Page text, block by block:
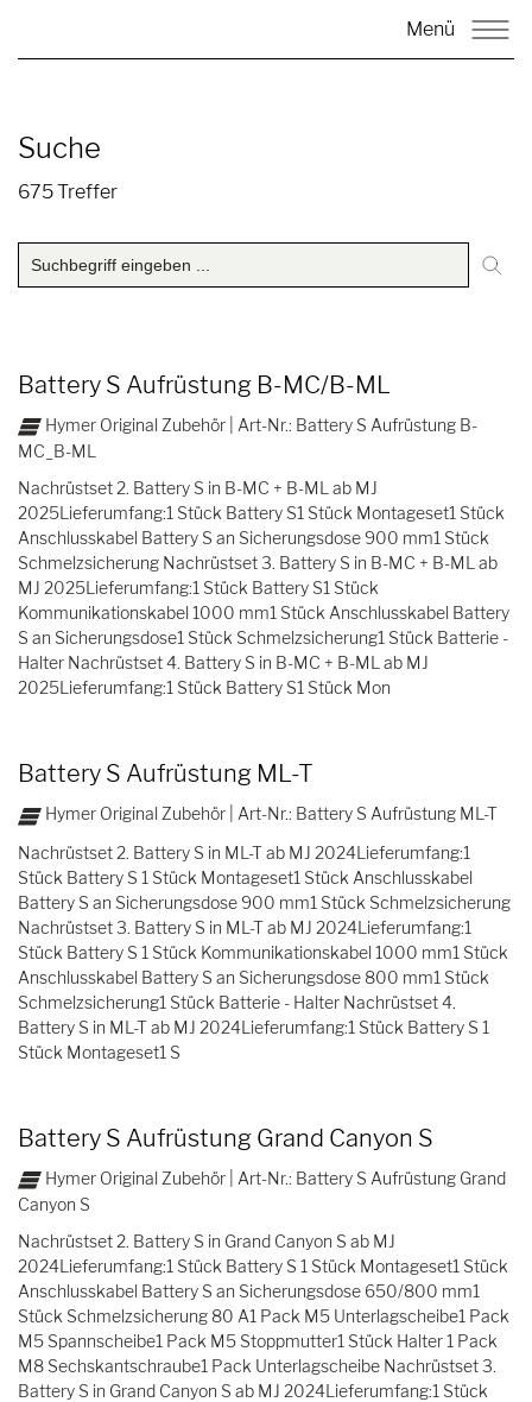
Menü
Suche
675 Treffer
Battery S Aufrüstung B-MC/B-ML
Hymer Original Zubehör | Art-Nr.: Battery S Aufrüstung B-
MC_B-ML
Nachrüstset 2. Battery S in B-MC + B-ML ab MJ
2025Lieferumfang:1 Stück Battery S1 Stück Montageset1 Stück
Anschlusskabel Battery S an Sicherungsdose 900 mm1 Stück
Schmelzsicherung Nachrüstset 3. Battery S in B-MC + B-ML ab
MJ 2025Lieferumfang:1 Stück Battery S1 Stück
Kommunikationskabel 1000 mm1 Stück Anschlusskabel Battery
S an Sicherungsdose1 Stück Schmelzsicherung1 Stück Batterie -
Halter Nachrüstset 4. Battery S in B-MC + B-ML ab MJ
2025Lieferumfang:1 Stück Battery S1 Stück Mon
Battery S Aufrüstung ML-T
Hymer Original Zubehör | Art-Nr.: Battery S Aufrüstung ML-T
Nachrüstset 2. Battery S in ML-T ab MJ 2024Lieferumfang:1
Stück Battery S 1 Stück Montageset1 Stück Anschlusskabel
Battery S an Sicherungsdose 900 mm1 Stück Schmelzsicherung
Nachrüstset 3. Battery S in ML-T ab MJ 2024Lieferumfang:1
Stück Battery S 1 Stück Kommunikationskabel 1000 mm1 Stück
Anschlusskabel Battery S an Sicherungsdose 800 mm1 Stück
Schmelzsicherung1 Stück Batterie - Halter Nachrüstset 4.
Battery S in ML-T ab MJ 2024Lieferumfang:1 Stück Battery S 1
Stück Montageset1 S
Battery S Aufrüstung Grand Canyon S
Hymer Original Zubehör | Art-Nr.: Battery S Aufrüstung Grand
Canyon S
Nachrüstset 2. Battery S in Grand Canyon S ab MJ
2024Lieferumfang:1 Stück Battery S 1 Stück Montageset1 Stück
Anschlusskabel Battery S an Sicherungsdose 650/800 mm1
Stück Schmelzsicherung 80 A1 Pack M5 Unterlagscheibe1 Pack
M5 Spannscheibe1 Pack M5 Stoppmutter1 Stück Halter 1 Pack
M8 Sechskantschraube1 Pack Unterlagscheibe Nachrüstset 3.
Battery S in Grand Canyon S ab MJ 2024Lieferumfang:1 Stück